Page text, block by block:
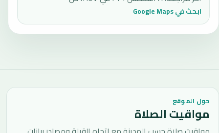
ابحث في Google Maps
حول الموقع
مواقيت الصلاة